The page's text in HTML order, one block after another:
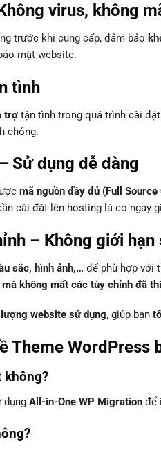
virus, không
trước khi cung cấp, đảm bảo
mật website.
tình
trợ tận tình trong quá trình cài
chóng.
Sử dụng dễ dàng
mã nguồn đầy đủ (Full Source
cài đặt lên hosting là có ngay
– Không giới
sắc, hình ảnh,… để phù hợp với
không mất các tùy chỉnh đã
website sử dụng, giúp bạn
Theme WordPress
không?
dụng All-in-One WP Migration để